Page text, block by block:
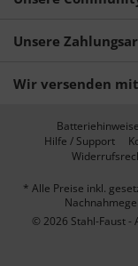
Unsere
Wir versenden
Batteriehinweise
Hilfe / Support
* Alle Preise inkl.
© 2026 Stahl-Faust -